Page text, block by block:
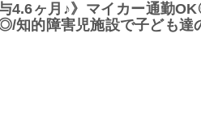
与4.6ヶ月♪》マイカー通勤
知的障害児施設で子ども達